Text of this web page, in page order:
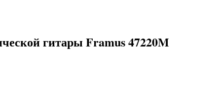
гитары Framus 47220M